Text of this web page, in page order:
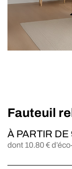
Fauteuil
À PARTIR DE
dont 10.80€